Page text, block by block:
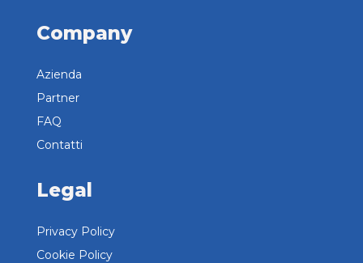
Company
Azienda
Partner
FAQ
Contatti
Legal
Privacy Policy
Cookie Policy